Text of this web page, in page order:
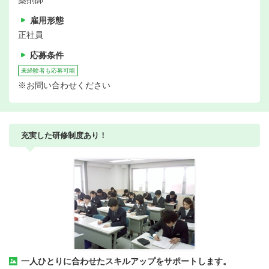
雇用形態
正社員
応募条件
未経験者も応募可能
※お問い合わせください
充実した研修制度あり！
一人ひとりに合わせたスキルアップをサポートします。